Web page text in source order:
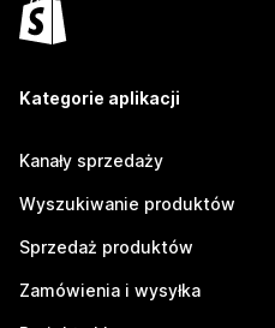
Kategorie aplikacji
Kanały sprzedaży
Wyszukiwanie produktów
Sprzedaż produktów
Zamówienia i wysyłka